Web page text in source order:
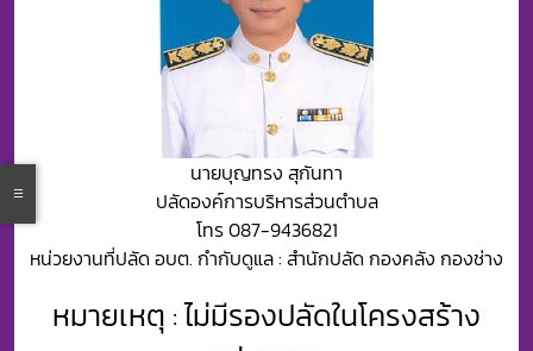
นายบุญทรง สุกันทา
ปลัดองค์การบริหารส่วนตำบล
โทร 087-9436821
หน่วยงานที่ปลัด อบต. กำกับดูแล : สำนักปลัด กองคลัง กองช่าง
หมายเหตุ : ไม่มีรองปลัดในโครงสร้าง